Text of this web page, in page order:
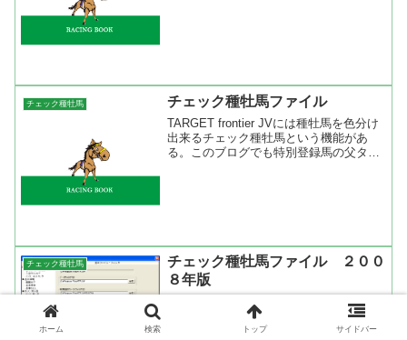
チェック種牡馬 チェック種牡馬ファイル
TARGET frontier JVには種牡馬を色分け
出来るチェック種牡馬という機能があ
る。このブログでも特別登録馬の父タイ
チェック種牡馬
チェック種牡馬ファイル ２００
８年版
チェック種牡馬ファイルを更新しまし
た。（９９色）対応版 （Ver5.60～）未
登録の２歳馬、３歳馬に対応しました。
ホーム 検索 トップ サイドバー